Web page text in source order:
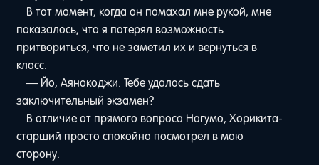
В тот момент, когда он помахал мне рукой, мне
показалось, что я потерял возможность
притвориться, что не заметил их и вернуться в
класс.
— Йо, Аянокоджи. Тебе удалось сдать
заключительный экзамен?
В отличие от прямого вопроса Нагумо, Хорикита-
старший просто спокойно посмотрел в мою
сторону.